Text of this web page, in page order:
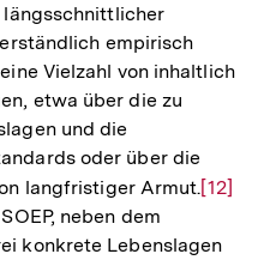
längsschnittlicher
empirisch
Vielzahl von inhaltlich
etwa über die zu
und die
oder über die
langfristiger Armut.Zur
der
[12]
neben dem
konkrete Lebenslagen